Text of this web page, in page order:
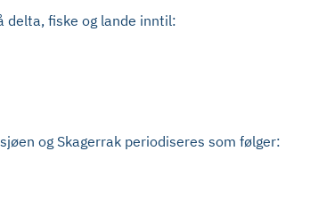
delta, fiske og lande inntil:
og Skagerrak periodiseres som følger: